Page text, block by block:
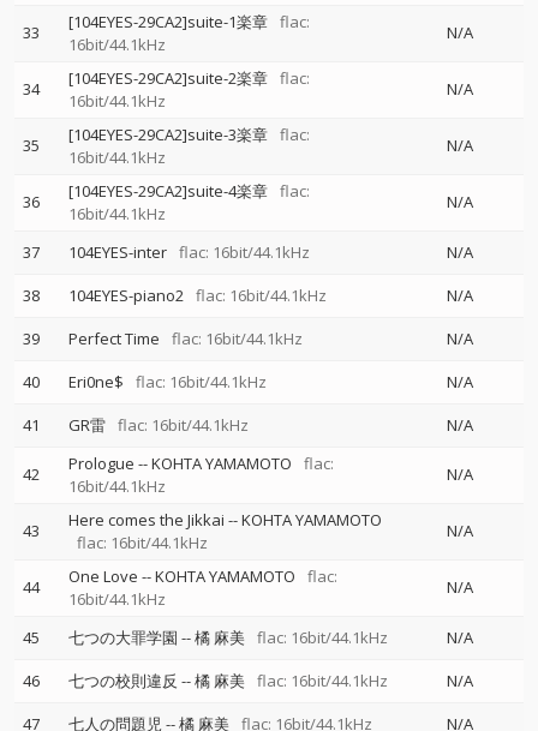
33 [104EYES-29CA2]suite-1楽章 flac:
16bit/44.1kHz
N/A
34 [104EYES-29CA2]suite-2楽章 flac:
16bit/44.1kHz
N/A
35 [104EYES-29CA2]suite-3楽章 flac:
16bit/44.1kHz
N/A
36 [104EYES-29CA2]suite-4楽章 flac:
16bit/44.1kHz
N/A
37 104EYES-inter flac: 16bit/44.1kHz
N/A
38
104EYES-piano2 flac: 16bit/44.1kHz
N/A
39
Perfect Time flac: 16bit/44.1kHz
N/A
40
Eri0ne$ flac: 16bit/44.1kHz
N/A
41
GR雷 flac: 16bit/44.1kHz N/A
42 Prologue --KOHTA YAMAMOTO
flac:
16bit/44.1kHz
N/A
43 Here comes the Jikkai --KOHTA YAMAMOTO
flac: 16bit/44.1kHz
N/A
44 One Love --KOHTA YAMAMOTO
flac:
16bit/44.1kHz
N/A
45 七つの大罪学園 --橘 麻美 flac: 16bit/44.1kHz
N/A
46
七つの校則違反 --橘 麻美 flac: 16bit/44.1kHz
N/A
47
七人の問題児--橘 麻美 flac: 16bit/44.1kHz N/A